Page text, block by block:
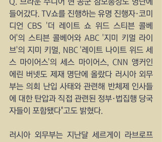
들어갔다. TV쇼를 진행하는 유명 진행자·코미
디언 CBS '더 레이트 쇼 위드 스티븐 콜베
어'의 스티븐 콜베어와 ABC '지미 키멀 라이
브'의 지미 키멀, NBC '레이트 나이트 위드 세
스 마이어스'의 세스 마이어스, CNN 앵커인
에린 버넷도 제재 명단에 올랐다 러시아 외무
부는 의회 난입 사태와 관련해 반체제 인사들
에 대한 탄압과 직접 관련된 정부·법집행 당국
자들이 포함됐다"고도 밝혔다.
러시아 외무부는 지난달 세르게이 라브로프